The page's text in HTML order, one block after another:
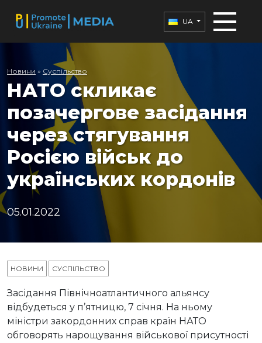
UA
Новини » Суспільство
НАТО скликає
позачергове засідання
через стягування
Росією військ до
українських кордонів
05.01.2022
НОВИНИ СУСПІЛЬСТВО
Засідання Північноатлантичного альянсу
відбудеться у п’ятницю, 7 січня. На ньому
міністри закордонних справ країн НАТО
обговорять нарощування військової присутності